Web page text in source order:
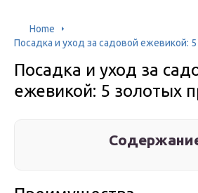
Home
Посадка и уход за садовой ежевикой:
Посадка и уход за
ежевикой: 5 золотых